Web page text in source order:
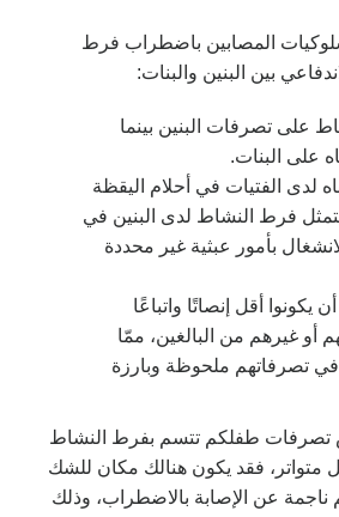
المصابين باضطراب فرط
بين البنين والبنات:
على تصرفات البنين بينما
على البنات.
لدى الفتيات في أحلام اليقظة
يتمثل فرط النشاط لدى البنين في
بأمور عبثية غير محددة
يكونوا أقل إنصاتًا واتباعًا
أو غيرهم من البالغين، ممّا
في تصرفاتهم ملحوظة وبارزة
تصرفات طفلكم تتسم بفرط النشاط
متواتر، فقد يكون هنالك مكان للشك
عن الإصابة بالاضطراب، وذلك